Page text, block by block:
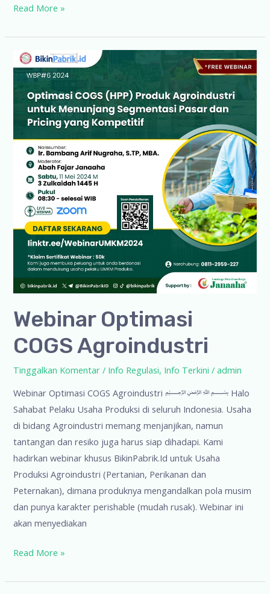
Webinar
Ruangan
Produksi
Read More »
Webinar Optimasi
COGS Agroindustri
Tinggalkan Komentar / Info Regulasi, Info Terkini /admin
Webinar Optimasi COGS Agroindustri ﷽ Halo
Sahabat Pelaku Usaha Produksi di seluruh Indonesia. Usaha
di bidang Agroindustri memang menjanjikan, namun
tantangan dan resiko juga harus siap dihadapi. Kami
hadirkan webinar khusus BikinPabrik.Id untuk Usaha
Produksi Agroindustri (Pertanian, Perikanan dan
Peternakan), dimana produknya mengandalkan pola musim
dan punya karakter perishable (mudah rusak). Webinar ini
akan menyediakan
Webinar
COGS
Read More »